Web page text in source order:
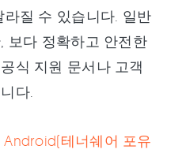
질 수 있습니다. 일반
보다 정확하고 안전한
식 지원 문서나 고객
다.
테너쉐어 포유